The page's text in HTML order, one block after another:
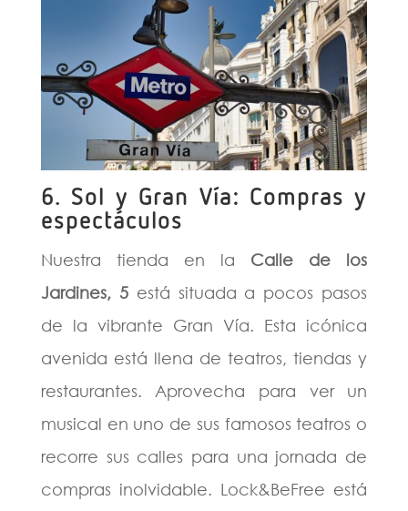
6. Sol y Gran Vía: Compras y
espectáculos
Nuestra tienda en la Calle de los
Jardines, 5está situada a pocos pasos
de la vibrante Gran Vía. Esta icónica
avenida está llena de teatros, tiendas y
restaurantes. Aprovecha para ver un
musical en uno de sus famosos teatros o
recorre sus calles para una jornada de
compras inolvidable. Lock&BeFree está